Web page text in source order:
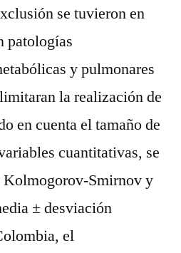
se tuvieron en
patologías
y pulmonares
la realización de
en cuenta el tamaño de
cuantitativas, se
Kolmogorov-Smirnov y
± desviación
el